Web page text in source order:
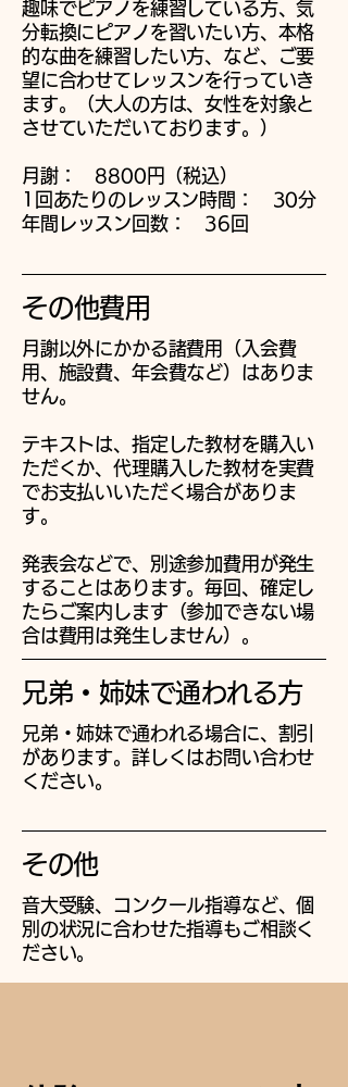
趣味でピアノを練習している方、気
分転換にピアノを習いたい方、本格
的な曲を練習したい方、など、ご要
望に合わせてレッスンを行っていき
ます​。（大人の方は、女性を対象と
させていただいております。）
月謝： 8800円（税込）
1回あたりのレッスン時間： 30分
​年間レッスン回数： 36回
​その他費用
月謝以外にかかる諸費用（入会費
用、施設費、年会費など）はありま
せん。
テキストは、指定した教材を購入い
ただくか、代理購入した教材を実費
でお支払いいただく場合がありま
す。
​発表会などで、別途参加費用が発生
することはあります。毎回、確定し
たらご案内します（参加できない場
合は費用は発生しません）。
兄弟・姉妹で通われる方
兄弟・姉妹で通われる場合に、割引
があります。詳しくはお問い合わせ
ください。
その他
音大受験、コンクール指導など、個
別の状況に合わせた指導もご相談く
ださい。